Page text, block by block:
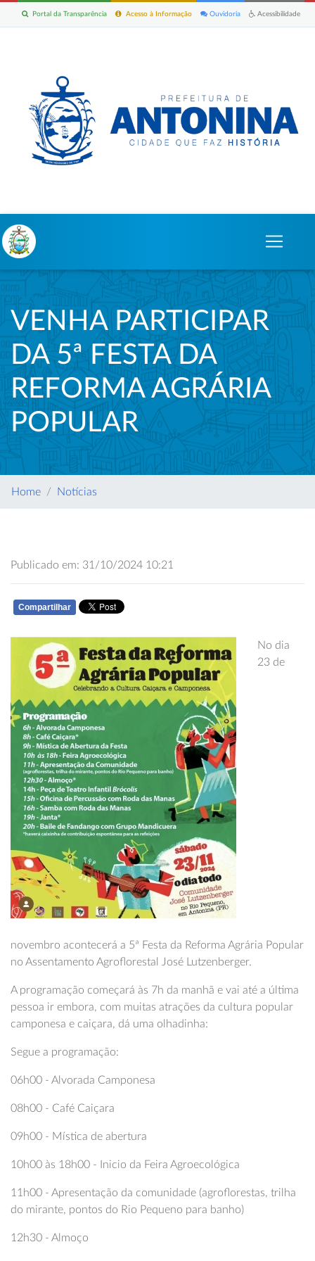
Acessibilidade
Ouvidoria
Acesso à Informação
Portal da Transparência
VENHA PARTICIPAR
DA 5ª FESTA DA
REFORMA AGRÁRIA
POPULAR
Home Notícias
Publicado em: 31/10/2024 10:21
Compartilhar
No dia
23 de
novembro acontecerá a 5ª Festa da Reforma Agrária Popular
no Assentamento Agroflorestal José Lutzenberger.
A programação começará às 7h da manhã e vai até a última
pessoa ir embora, com muitas atrações da cultura popular
camponesa e caiçara, dá uma olhadinha:
Segue a programação:
06h00 - Alvorada Camponesa
08h00 - Café Caiçara
09h00 - Mística de abertura
10h00 às 18h00 - Inicio da Feira Agroecológica
11h00 - Apresentação da comunidade (agroflorestas, trilha
do mirante, pontos do Rio Pequeno para banho)
12h30 - Almoço